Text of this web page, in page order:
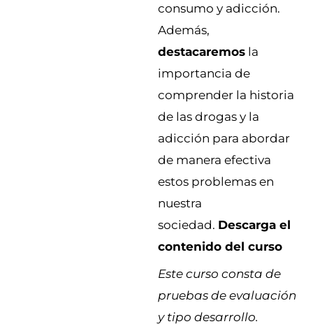
consumo y adicción.
Además,
destacaremos la
importancia de
comprender la historia
de las drogas y la
adicción para abordar
de manera efectiva
estos problemas en
nuestra
sociedad. Descarga el
contenido del curso
Este curso consta de
pruebas de evaluación
y tipo desarrollo.